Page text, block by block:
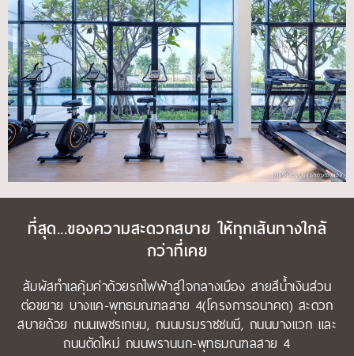
ภาพจำลองบรรยากาศจำลอง
ที่สุด...ของความสะดวกสบาย ให้ทุกเส้นทางใกล้
กว่าที่เคย
สัมผัสทำเลคุ้มค่าด้วยรถไฟฟ้าสู่ใจกลางเมือง สายสีน้ำเงินส่วน
ต่อขยาย บางแค-พุทธมณฑลสาย 4(โครงการอนาคต) สะดวก
สบายด้วย ถนนเพชรเกษม, ถนนบรมราชชนนี, ถนนบางแวก และ
ถนนตัดใหม่ ถนนพรานนก-พุทธมณฑลสาย 4